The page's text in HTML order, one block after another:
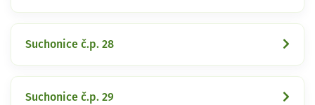
Suchonice č.p. 28
Suchonice č.p. 29